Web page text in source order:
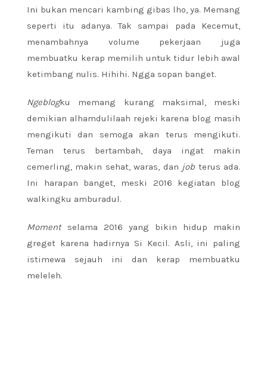
Ini bukan mencari kambing gibas lho, ya. Memang
seperti itu adanya. Tak sampai pada Kecemut,
menambahnya volume pekerjaan juga
membuatku kerap memilih untuk tidur lebih awal
ketimbang nulis. Hihihi. Ngga sopan banget.
Ngeblogku memang kurang maksimal, meski
demikian alhamdulilaah rejeki karena blog masih
mengikuti dan semoga akan terus mengikuti.
Teman terus bertambah, daya ingat makin
cemerling, makin sehat, waras, dan job terus ada.
Ini harapan banget, meski 2016 kegiatan blog
walkingku amburadul.
Momentselama 2016 yang bikin hidup makin
greget karena hadirnya Si Kecil. Asli, ini paling
istimewa sejauh ini dan kerap membuatku
meleleh.